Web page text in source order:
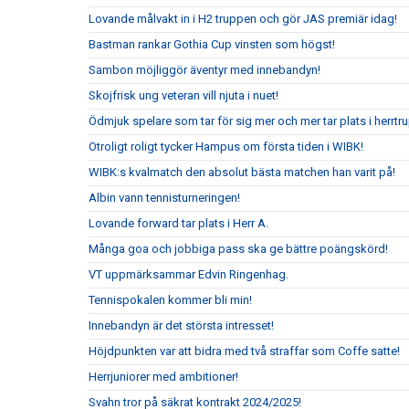
Lovande målvakt in i H2 truppen och gör JAS premiär idag!
Bastman rankar Gothia Cup vinsten som högst!
Sambon möjliggör äventyr med innebandyn!
Skojfrisk ung veteran vill njuta i nuet!
Ödmjuk spelare som tar för sig mer och mer tar plats i
Otroligt roligt tycker Hampus om första tiden i WIBK!
WIBK:s kvalmatch den absolut bästa matchen han varit på!
Albin vann tennisturneringen!
Lovande forward tar plats i Herr A.
Många goa och jobbiga pass ska ge bättre poängskörd!
VT uppmärksammar Edvin Ringenhag.
Tennispokalen kommer bli min!
Innebandyn är det största intresset!
Höjdpunkten var att bidra med två straffar som Coffe satte!
Herrjuniorer med ambitioner!
Svahn tror på säkrat kontrakt 2024/2025!